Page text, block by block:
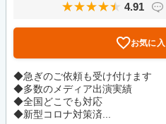
4.91
お気に
◆急ぎのご依頼も受け付けます
◆多数のメディア出演実績
◆全国どこでも対応
◆新型コロナ対策済...